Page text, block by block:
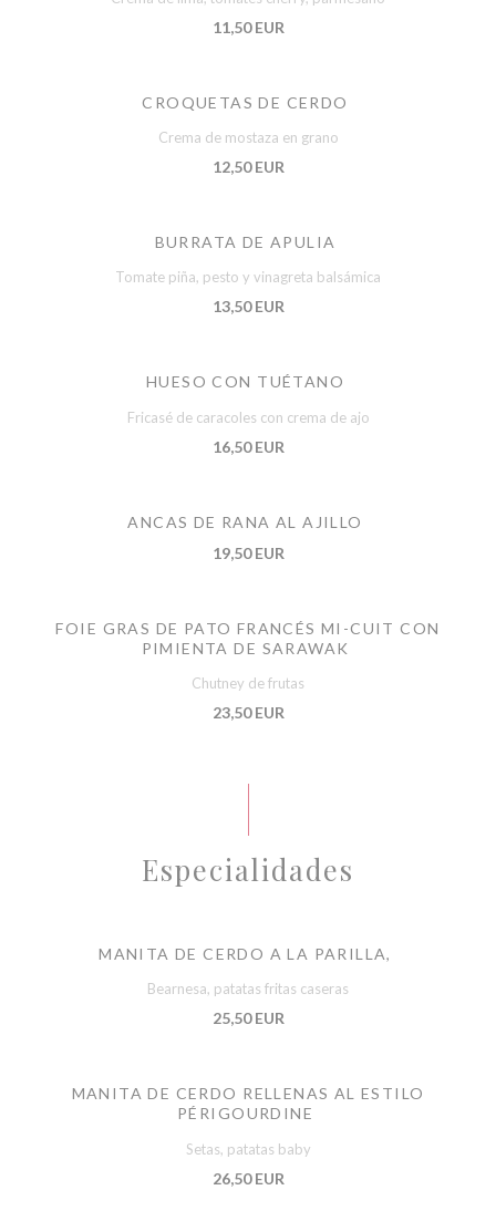
11,50 EUR
CROQUETAS DE CERDO
Crema de mostaza en grano
12,50 EUR
BURRATA DE APULIA
Tomate piña, pesto y vinagreta balsámica
13,50 EUR
HUESO CON TUÉTANO
Fricasé de caracoles con crema de ajo
16,50 EUR
ANCAS DE RANA AL AJILLO
19,50 EUR
FOIE GRAS DE PATO FRANCÉS MI-CUIT CON
PIMIENTA DE SARAWAK
Chutney de frutas
23,50 EUR
Especialidades
MANITA DE CERDO A LA PARILLA,
Bearnesa, patatas fritas caseras
25,50 EUR
MANITA DE CERDO RELLENAS AL ESTILO
PÉRIGOURDINE
Setas, patatas baby
26,50 EUR